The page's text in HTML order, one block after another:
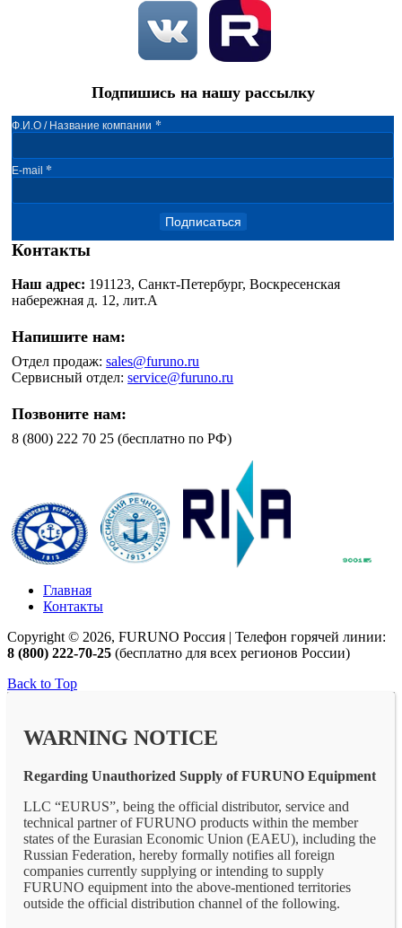
Подпишись на нашу рассылку
Ф.И.О / Название компании *
E-mail *
Подписаться
Контакты
Наш адрес: 191123, Санкт-Петербург, Воскресенская
набережная д. 12, лит.А
Напишите нам:
Отдел продаж:sales@furuno.ru
Сервисный отдел:service@furuno.ru
Позвоните нам:
8 (800) 222 70 25 (бесплатно по РФ)
Главная
Контакты
Copyright © 2026, FURUNO Россия | Телефон горячей линии:
8 (800) 222-70-25 (бесплатно для всех регионов России)
Back to Top
WARNING NOTICE
Regarding Unauthorized Supply of FURUNO Equipment
LLC “EURUS”, being the official distributor, service and
technical partner of FURUNO products within the member
states of the Eurasian Economic Union (EAEU), including the
Russian Federation, hereby formally notifies all foreign
companies currently supplying or intending to supply
FURUNO equipment into the above-mentioned territories
outside the official distribution channel of the following.